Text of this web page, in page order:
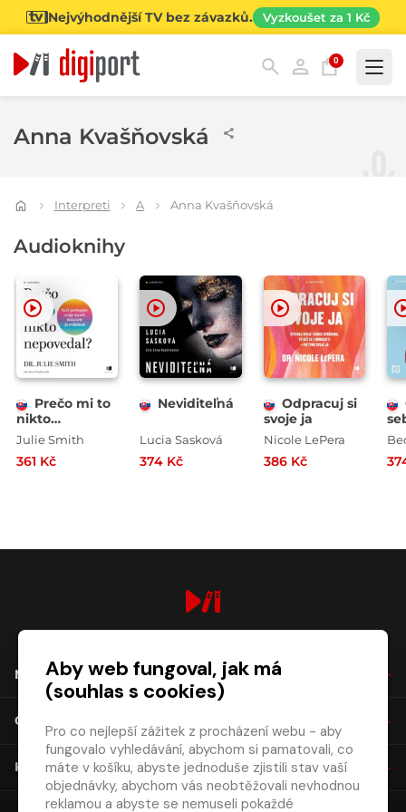
Nejvýhodnější TV bez závazků. Vyzkoušet za 1 Kč
0
Anna Kvašňovská
Interpreti A Anna Kvašňovská
Audioknihy
Prečo mi to
nikto
nepovedal?
Julie Smith
361 Kč
Neviditeľná
Lucia Sasková
374 Kč
Odpracuj si
svoje ja
Nicole LePera
386 Kč
NÁKUP
O SPOLEČNOSTI
KONTAKT
Aby web fungoval, jak má
(souhlas s cookies)
Pro co nejlepší zážitek z procházení webu - aby
fungovalo vyhledávání, abychom si pamatovali, co
máte v košíku, abyste jednoduše zjistili stav vaší
objednávky, abychom vás neobtěžovali nevhodnou
reklamou a abyste se nemuseli pokaždé